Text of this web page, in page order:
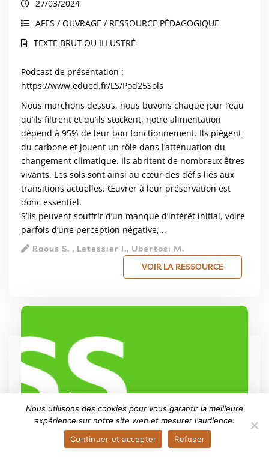
27/03/2024
AFES / OUVRAGE / RESSOURCE PÉDAGOGIQUE
TEXTE BRUT OU ILLUSTRÉ
Podcast de présentation :
https://www.edued.fr/LS/Pod25Sols
Nous marchons dessus, nous buvons chaque jour l’eau
qu’ils filtrent et qu’ils stockent, notre alimentation
dépend à 95% de leur bon fonctionnement. Ils piègent
du carbone et jouent un rôle dans l’atténuation du
changement climatique. Ils abritent de nombreux êtres
vivants. Les sols sont ainsi au cœur des défis liés aux
transitions actuelles. Œuvrer à leur préservation est
donc essentiel.
S’ils peuvent souffrir d’un manque d’intérêt initial, voire
parfois d’une perception négative,...
Raous S. , Letessier I., Ubertosi M.
VOIR LA RESSOURCE
Nous utilisons des cookies pour vous garantir la meilleure
expérience sur notre site web et mesurer l'audience.
Continuer et accepter
Refuser